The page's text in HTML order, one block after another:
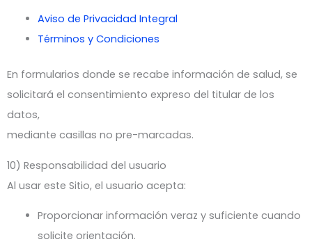
Aviso de Privacidad Integral
Términos y Condiciones
En formularios donde se recabe información de salud, se
solicitará el consentimiento expreso del titular de los
datos,
mediante casillas no pre-marcadas.
10) Responsabilidad del usuario
Al usar este Sitio, el usuario acepta:
Proporcionar información veraz y suficiente cuando
solicite orientación.